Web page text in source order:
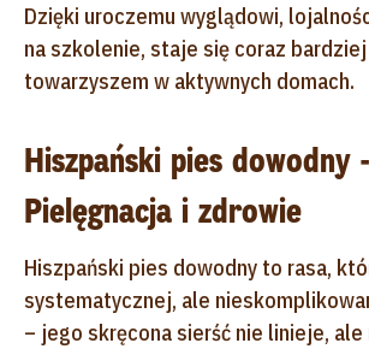
Dzięki uroczemu wyglądowi,
na szkolenie, staje się coraz
towarzyszem w aktywnych domach.
Hiszpański pies dowodny -
Pielęgnacja i zdrowie
Hiszpański pies dowodny to rasa,
systematycznej, ale
– jego skręcona sierść nie linieje, ale